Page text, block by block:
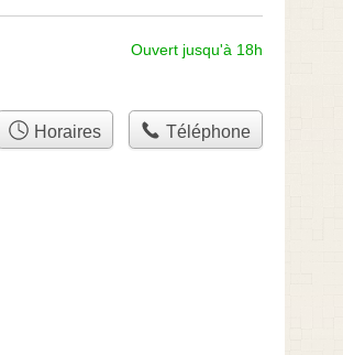
Ouvert jusqu'à 18h
Horaires Téléphone